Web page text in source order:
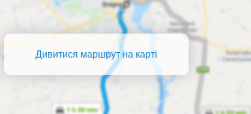
Дивитися маршрут на карті